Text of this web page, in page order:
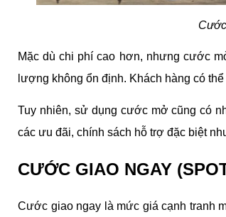
Mặc dù chi phí cao hơn, nhưng cước
lượng không ổn định. Khách hàng có
Tuy nhiên, sử dụng cước mở cũng có
các ưu đãi, chính sách hỗ trợ đặc biệt
CƯỚC GIAO NGAY
Cước giao ngay là mức giá cạnh tranh